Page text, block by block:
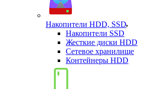
Накопители HDD, SSD
Накопители SSD
Жесткие диски HDD
Сетевое хранилище
Контейнеры HDD